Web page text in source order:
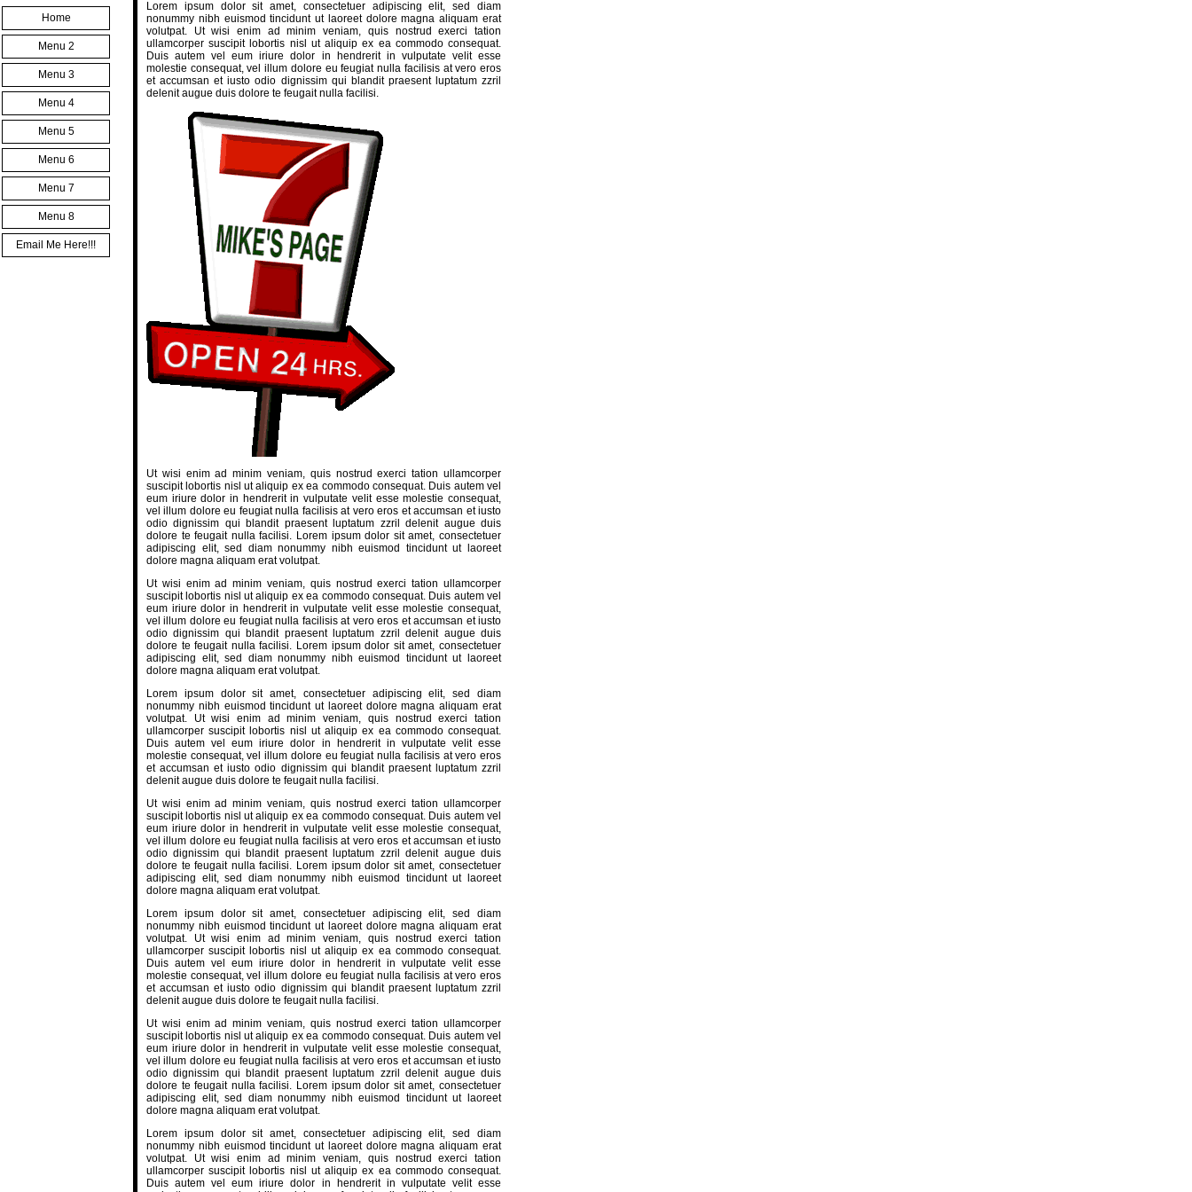
Home
Menu 2
Menu 3
Menu 4
Menu 5
Menu 6
Menu 7
Menu 8
Email Me Here!!!
Lorem ipsum dolor sit amet, consectetuer adipiscing elit, sed diam
nonummy nibh euismod tincidunt ut laoreet dolore magna aliquam erat
volutpat. Ut wisi enim ad minim veniam, quis nostrud exerci tation
ullamcorper suscipit lobortis nisl ut aliquip ex ea commodo consequat.
Duis autem vel eum iriure dolor in hendrerit in vulputate velit esse
molestie consequat, vel illum dolore eu feugiat nulla facilisis at vero eros
et accumsan et iusto odio dignissim qui blandit praesent luptatum zzril
delenit augue duis dolore te feugait nulla facilisi.
Ut wisi enim ad minim veniam, quis nostrud exerci tation ullamcorper
suscipit lobortis nisl ut aliquip ex ea commodo consequat. Duis autem vel
eum iriure dolor in hendrerit in vulputate velit esse molestie consequat,
vel illum dolore eu feugiat nulla facilisis at vero eros et accumsan et iusto
odio dignissim qui blandit praesent luptatum zzril delenit augue duis
dolore te feugait nulla facilisi. Lorem ipsum dolor sit amet, consectetuer
adipiscing elit, sed diam nonummy nibh euismod tincidunt ut laoreet
dolore magna aliquam erat volutpat.
Ut wisi enim ad minim veniam, quis nostrud exerci tation ullamcorper
suscipit lobortis nisl ut aliquip ex ea commodo consequat. Duis autem vel
eum iriure dolor in hendrerit in vulputate velit esse molestie consequat,
vel illum dolore eu feugiat nulla facilisis at vero eros et accumsan et iusto
odio dignissim qui blandit praesent luptatum zzril delenit augue duis
dolore te feugait nulla facilisi. Lorem ipsum dolor sit amet, consectetuer
adipiscing elit, sed diam nonummy nibh euismod tincidunt ut laoreet
dolore magna aliquam erat volutpat.
Lorem ipsum dolor sit amet, consectetuer adipiscing elit, sed diam
nonummy nibh euismod tincidunt ut laoreet dolore magna aliquam erat
volutpat. Ut wisi enim ad minim veniam, quis nostrud exerci tation
ullamcorper suscipit lobortis nisl ut aliquip ex ea commodo consequat.
Duis autem vel eum iriure dolor in hendrerit in vulputate velit esse
molestie consequat, vel illum dolore eu feugiat nulla facilisis at vero eros
et accumsan et iusto odio dignissim qui blandit praesent luptatum zzril
delenit augue duis dolore te feugait nulla facilisi.
Ut wisi enim ad minim veniam, quis nostrud exerci tation ullamcorper
suscipit lobortis nisl ut aliquip ex ea commodo consequat. Duis autem vel
eum iriure dolor in hendrerit in vulputate velit esse molestie consequat,
vel illum dolore eu feugiat nulla facilisis at vero eros et accumsan et iusto
odio dignissim qui blandit praesent luptatum zzril delenit augue duis
dolore te feugait nulla facilisi. Lorem ipsum dolor sit amet, consectetuer
adipiscing elit, sed diam nonummy nibh euismod tincidunt ut laoreet
dolore magna aliquam erat volutpat.
Lorem ipsum dolor sit amet, consectetuer adipiscing elit, sed diam
nonummy nibh euismod tincidunt ut laoreet dolore magna aliquam erat
volutpat. Ut wisi enim ad minim veniam, quis nostrud exerci tation
ullamcorper suscipit lobortis nisl ut aliquip ex ea commodo consequat.
Duis autem vel eum iriure dolor in hendrerit in vulputate velit esse
molestie consequat, vel illum dolore eu feugiat nulla facilisis at vero eros
et accumsan et iusto odio dignissim qui blandit praesent luptatum zzril
delenit augue duis dolore te feugait nulla facilisi.
Ut wisi enim ad minim veniam, quis nostrud exerci tation ullamcorper
suscipit lobortis nisl ut aliquip ex ea commodo consequat. Duis autem vel
eum iriure dolor in hendrerit in vulputate velit esse molestie consequat,
vel illum dolore eu feugiat nulla facilisis at vero eros et accumsan et iusto
odio dignissim qui blandit praesent luptatum zzril delenit augue duis
dolore te feugait nulla facilisi. Lorem ipsum dolor sit amet, consectetuer
adipiscing elit, sed diam nonummy nibh euismod tincidunt ut laoreet
dolore magna aliquam erat volutpat.
Lorem ipsum dolor sit amet, consectetuer adipiscing elit, sed diam
nonummy nibh euismod tincidunt ut laoreet dolore magna aliquam erat
volutpat. Ut wisi enim ad minim veniam, quis nostrud exerci tation
ullamcorper suscipit lobortis nisl ut aliquip ex ea commodo consequat.
Duis autem vel eum iriure dolor in hendrerit in vulputate velit esse